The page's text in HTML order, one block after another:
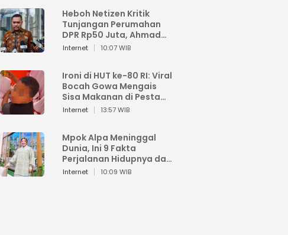
Heboh Netizen Kritik
Tunjangan Perumahan
DPR Rp50 Juta, Ahmad
Sahroni: Enggak Senang
Internet 10:07 WIB
Ironi di HUT ke-80 RI: Viral
Bocah Gowa Mengais
Sisa Makanan di Pesta
Kemerdekaan
Internet 13:57 WIB
Mpok Alpa Meninggal
Dunia, Ini 9 Fakta
Perjalanan Hidupnya dari
Viral hingga Puncak
Internet 10:09 WIB